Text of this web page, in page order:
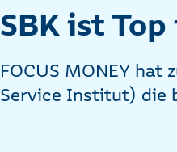
SBK ist
FOCUS MONEY hat
Service Institut) die